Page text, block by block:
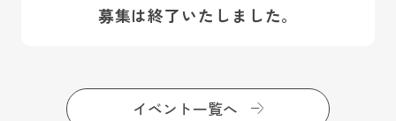
募集は終了いたしました。
イベント一覧へ